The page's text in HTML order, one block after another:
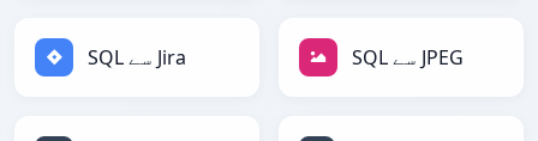
SQL سے Jira SQL سے JPEG